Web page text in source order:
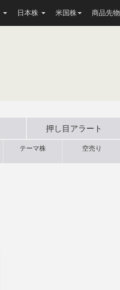
日本株 米国株 商品先物
押し目 アラート
テーマ株 空売り